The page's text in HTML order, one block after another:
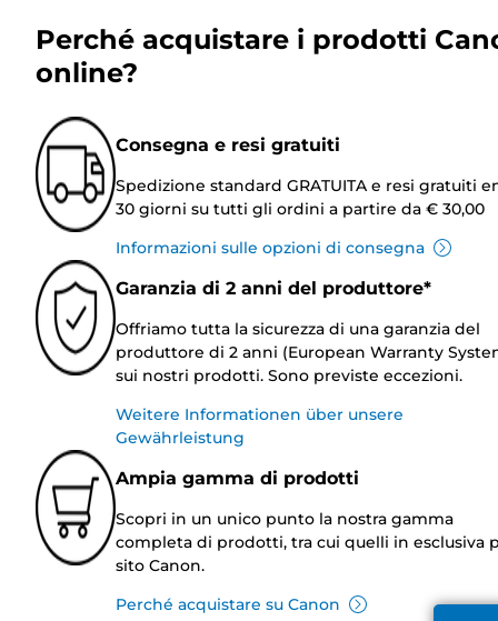
Perché acquistare i prodotti
online?
Consegna e resi gratuiti
Spedizione standard GRATUITA e resi gratuiti
30 giorni su tutti gli ordini a partire da € 30,00
Informazioni sulle opzioni di consegna
Garanzia di 2 anni del produttore*
Offriamo tutta la sicurezza di una garanzia del
produttore di 2 anni (European Warranty
sui nostri prodotti. Sono previste eccezioni.
Weitere Informationen über unsere
Gewährleistung
Ampia gamma di prodotti
Scopri in un unico punto la nostra gamma
completa di prodotti, tra cui quelli in esclusiva
sito Canon.
Perché acquistare su Canon